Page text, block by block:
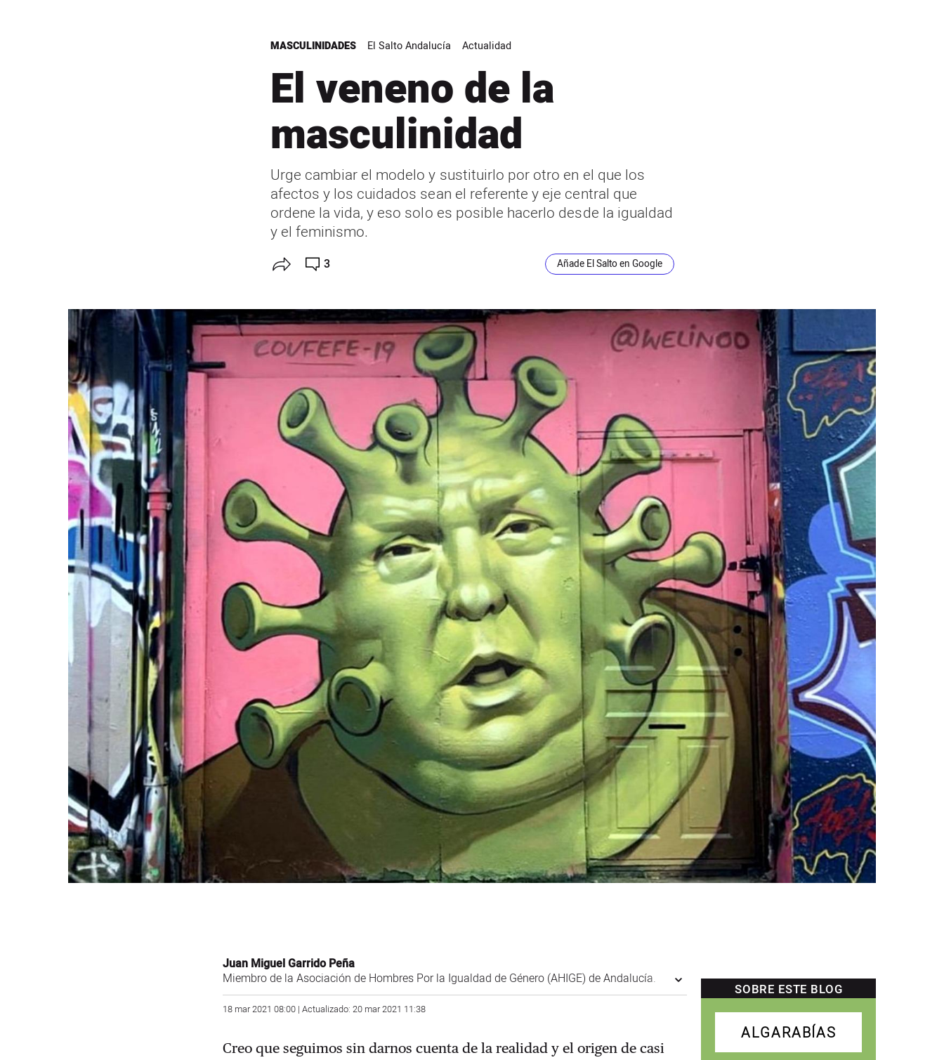
MASCULINIDADES El Salto Andalucía Actualidad
El veneno de la
masculinidad
Urge cambiar el modelo y sustituirlo por otro en el que los
afectos y los cuidados sean el referente y eje central que
ordene la vida, y eso solo es posible hacerlo desde la igualdad
y el feminismo.
3 Añade El Salto en Google
Juan Miguel Garrido Peña
Miembro de la Asociación de Hombres Por la Igualdad de Género (AHIGE) de Andalucía.
18 mar 2021 08:00 | Actualizado: 20 mar 2021 11:38
Creo que seguimos sin darnos cuenta de la realidad y el origen de casi
SOBRE ESTE BLOG
ALGARABÍAS